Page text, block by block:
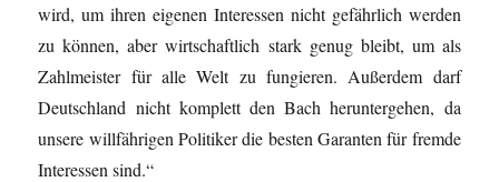
wird, um ihren eigenen Interessen nicht gefährlich werden
zu können, aber wirtschaftlich stark genug bleibt, um als
Zahlmeister für alle Welt zu fungieren. Außerdem darf
Deutschland nicht komplett den Bach heruntergehen, da
unsere willfährigen Politiker die besten Garanten für fremde
Interessen sind.“